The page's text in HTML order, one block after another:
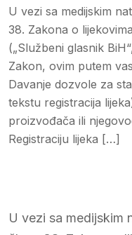
U vezi sa medijskim
38. Zakona o
(„Službeni glasnik
Zakon, ovim putem
Davanje dozvole za
tekstu registracija
proizvođača ili
Registraciju lijeka […]
U vezi sa medijskim